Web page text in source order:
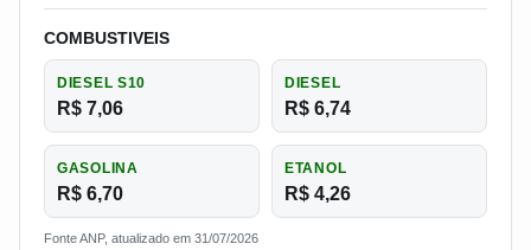
COMBUSTIVEIS
DIESEL S10
R$ 7,06
DIESEL
R$ 6,74
GASOLINA
R$ 6,70
ETANOL
R$ 4,26
Fonte ANP, atualizado em 31/07/2026